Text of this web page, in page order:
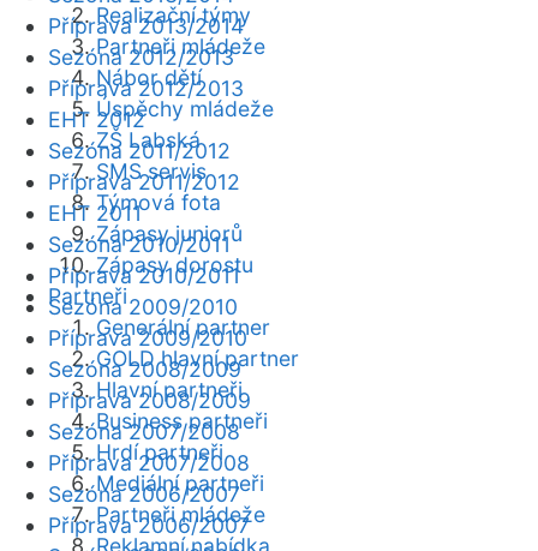
Realizační týmy
Partneři mládeže
Nábor dětí
Úspěchy mládeže
ZŠ Labská
SMS servis
Týmová fota
Zápasy juniorů
Zápasy dorostu
Partneři
Generální partner
GOLD hlavní partner
Hlavní partneři
Business partneři
Hrdí partneři
Mediální partneři
Partneři mládeže
Reklamní nabídka
Příprava 2013/2014
Sezóna 2012/2013
Příprava 2012/2013
EHT 2012
Sezóna 2011/2012
Příprava 2011/2012
EHT 2011
Sezóna 2010/2011
Příprava 2010/2011
Sezóna 2009/2010
Příprava 2009/2010
Sezóna 2008/2009
Příprava 2008/2009
Sezóna 2007/2008
Příprava 2007/2008
Sezóna 2006/2007
Příprava 2006/2007